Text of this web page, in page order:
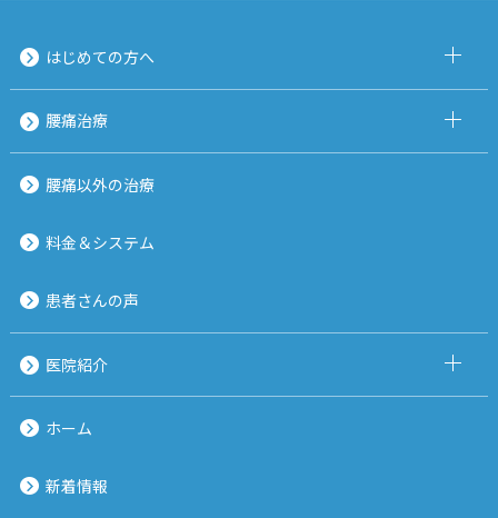
はじめての方へ
腰痛治療
腰痛以外の治療
料金＆システム
患者さんの声
医院紹介
ホーム
新着情報